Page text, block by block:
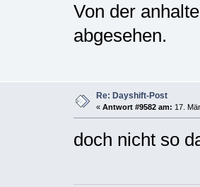
Von der
abgesehen.
Re: Dayshift-Post
« Antwort #9582 am: 17.
doch nicht so